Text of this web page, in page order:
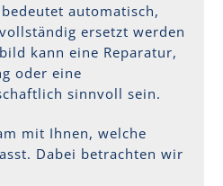
automatisch,
ersetzt werden
kann eine Reparatur,
oder eine
sinnvoll sein.
mit Ihnen, welche
Dabei betrachten wir